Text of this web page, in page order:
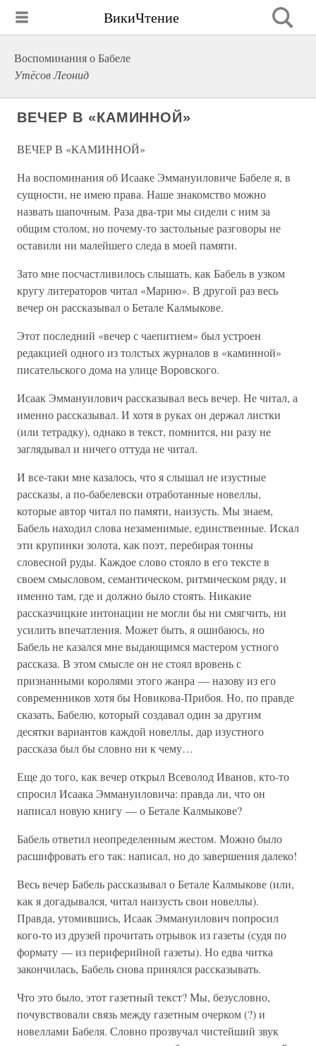
ВикиЧтение
Воспоминания о Бабеле
Утёсов Леонид
ВЕЧЕР В «КАМИННОЙ»
ВЕЧЕР В «КАМИННОЙ»
На воспоминания об Исааке Эммануиловиче Бабеле я, в
сущности, не имею права. Наше знакомство можно
назвать шапочным. Раза два-три мы сидели с ним за
общим столом, но почему-то застольные разговоры не
оставили ни малейшего следа в моей памяти.
Зато мне посчастливилось слышать, как Бабель в узком
кругу литераторов читал «Марию». В другой раз весь
вечер он рассказывал о Бетале Калмыкове.
Этот последний «вечер с чаепитием» был устроен
редакцией одного из толстых журналов в «каминной»
писательского дома на улице Воровского.
Исаак Эммануилович рассказывал весь вечер. Не читал, а
именно рассказывал. И хотя в руках он держал листки
(или тетрадку), однако в текст, помнится, ни разу не
заглядывал и ничего оттуда не читал.
И все-таки мне казалось, что я слышал не изустные
рассказы, а по-бабелевски отработанные новеллы,
которые автор читал по памяти, наизусть. Мы знаем,
Бабель находил слова незаменимые, единственные. Искал
эти крупинки золота, как поэт, перебирая тонны
словесной руды. Каждое слово стояло в его тексте в
своем смысловом, семантическом, ритмическом ряду, и
именно там, где и должно было стоять. Никакие
рассказчицкие интонации не могли бы ни смягчить, ни
усилить впечатления. Может быть, я ошибаюсь, но
Бабель не казался мне выдающимся мастером устного
рассказа. В этом смысле он не стоял вровень с
признанными королями этого жанра — назову из его
современников хотя бы Новикова-Прибоя. Но, по правде
сказать, Бабелю, который создавал один за другим
десятки вариантов каждой новеллы, дар изустного
рассказа был бы словно ни к чему…
Еще до того, как вечер открыл Всеволод Иванов, кто-то
спросил Исаака Эммануиловича: правда ли, что он
написал новую книгу — о Бетале Калмыкове?
Бабель ответил неопределенным жестом. Можно было
расшифровать его так: написал, но до завершения далеко!
Весь вечер Бабель рассказывал о Бетале Калмыкове (или,
как я догадывался, читал наизусть свои новеллы).
Правда, утомившись, Исаак Эммануилович попросил
кого-то из друзей прочитать отрывок из газеты (судя по
формату — из периферийной газеты). Но едва читка
закончилась, Бабель снова принялся рассказывать.
Что это было, этот газетный текст? Мы, безусловно,
почувствовали связь между газетным очерком (?) и
новеллами Бабеля. Словно прозвучал чистейший звук